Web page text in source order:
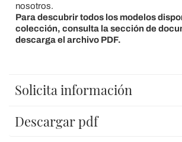
nosotros.
Para descubrir todos los modelos
colección, consulta la sección de
descarga el archivo PDF.
Solicita información
Descargar pdf